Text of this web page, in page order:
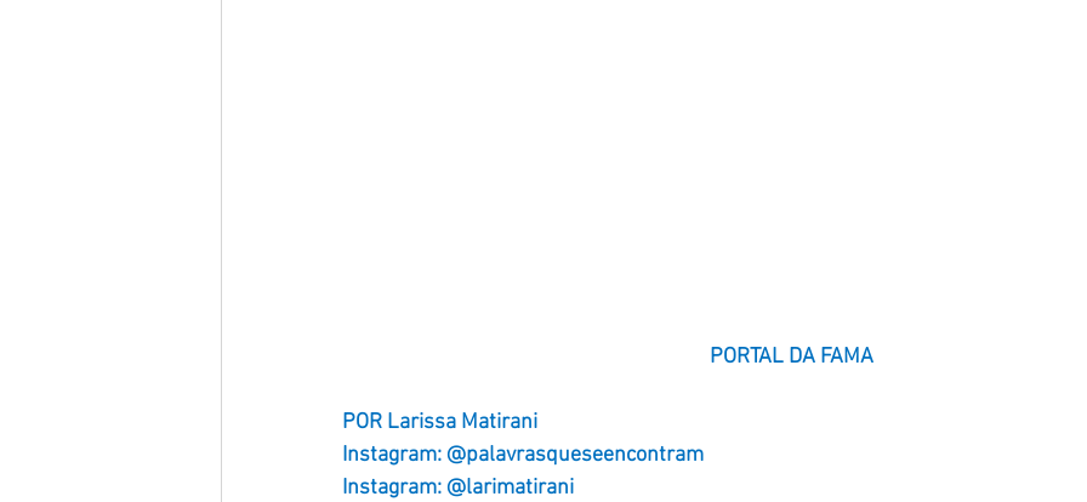
PORTAL DA FAMA
POR Larissa Matirani
Instagram: @palavrasqueseencontram
Instagram: @larimatirani